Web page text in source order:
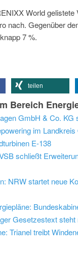
World
nach. Gegenüber
7 %.
teilen
Bereich
GmbH & Co. KG
im
E-138
schließt
NRW startet neue
Gesetzestext steht
Trianel treibt